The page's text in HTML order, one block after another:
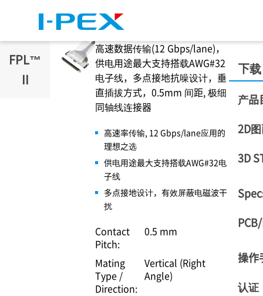
FPL™
II
高速数据传输(12 Gbps/lane)，
供电用途最大支持搭载AWG#32
电子线，多点接地抗噪设计，垂
直插拔方式，0.5mm 间距, 极细
同轴线连接器
高速率传输, 12 Gbps/lane应用的
理想之选
供电用途最大支持搭载AWG#32电
子线
多点接地设计，有效屏蔽电磁波干
扰
Contact
Pitch:
0.5 mm
Mating
Type /
Direction:
Vertical (Right
Angle)
下载
产品
2D
3D
操作
认证